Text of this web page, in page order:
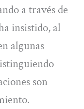
a través de
insistido, al
algunas
son